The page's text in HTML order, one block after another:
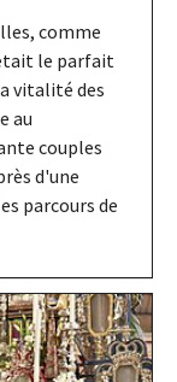
comme
le parfait
vitalité des
au
couples
d'une
parcours de